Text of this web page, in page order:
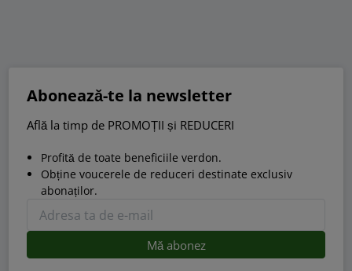
Abonează-te la newsletter
Află la timp de PROMOȚII și REDUCERI
Profită de toate beneficiile verdon.
Obține voucerele de reduceri destinate exclusiv
abonaților.